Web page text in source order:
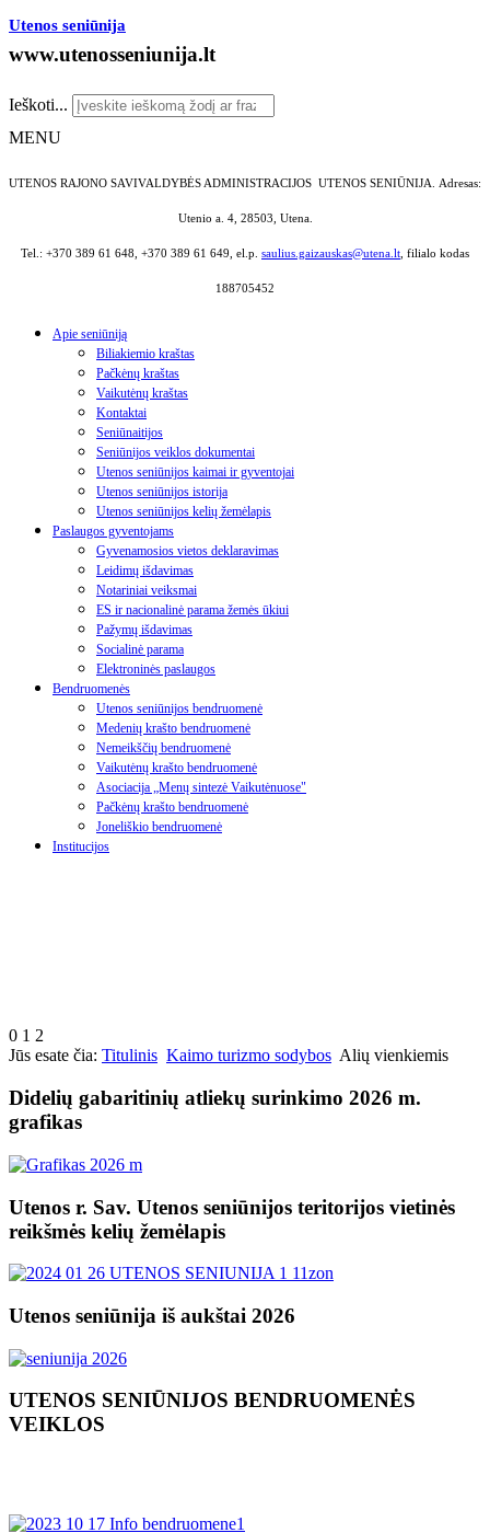
Utenos seniūnija
www.utenosseniunija.lt
Ieškoti...
MENU
UTENOS RAJONO SAVIVALDYBĖS ADMINISTRACIJOS UTENOS SENIŪNIJA. Adresas:
Utenio a. 4, 28503, Utena.
Tel.: +370 389 61 648, +370 389 61 649, el.p. saulius.gaizauskas@utena.lt, filialo kodas
188705452
Apie seniūniją
Biliakiemio kraštas
Pačkėnų kraštas
Vaikutėnų kraštas
Kontaktai
Seniūnaitijos
Seniūnijos veiklos dokumentai
Utenos seniūnijos kaimai ir gyventojai
Utenos seniūnijos istorija
Utenos seniūnijos kelių žemėlapis
Paslaugos gyventojams
Gyvenamosios vietos deklaravimas
Leidimų išdavimas
Notariniai veiksmai
ES ir nacionalinė parama žemės ūkiui
Pažymų išdavimas
Socialinė parama
Elektroninės paslaugos
Bendruomenės
Utenos seniūnijos bendruomenė
Medenių krašto bendruomenė
Nemeikščių bendruomenė
Vaikutėnų krašto bendruomenė
Asociacija „Menų sintezė Vaikutėnuose"
Pačkėnų krašto bendruomenė
Joneliškio bendruomenė
Institucijos
0 1 2
Jūs esate čia: Titulinis Kaimo turizmo sodybos Alių vienkiemis
Didelių gabaritinių atliekų surinkimo 2026 m.
grafikas
Utenos r. Sav. Utenos seniūnijos teritorijos vietinės
reikšmės kelių žemėlapis
Utenos seniūnija iš aukštai 2026
UTENOS SENIŪNIJOS BENDRUOMENĖS
VEIKLOS